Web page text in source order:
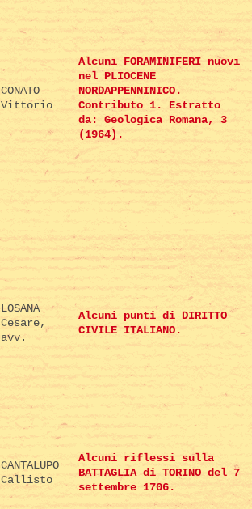
CONATO
Vittorio
Alcuni FORAMINIFERI nuovi
nel PLIOCENE
NORDAPPENNINICO.
Contributo 1. Estratto
da: Geologica Romana, 3
(1964).
LOSANA
Cesare,
avv.
Alcuni punti di DIRITTO
CIVILE ITALIANO.
CANTALUPO
Callisto
Alcuni riflessi sulla
BATTAGLIA di TORINO del 7
settembre 1706.